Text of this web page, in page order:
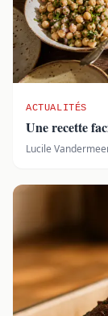
ACTUALITÉS
Une recette
Lucile